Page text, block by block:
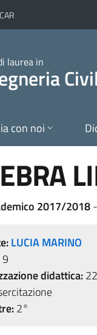
laurea in
con noi
2017/2018-
LUCIA MARINO
9
didattica:
2°